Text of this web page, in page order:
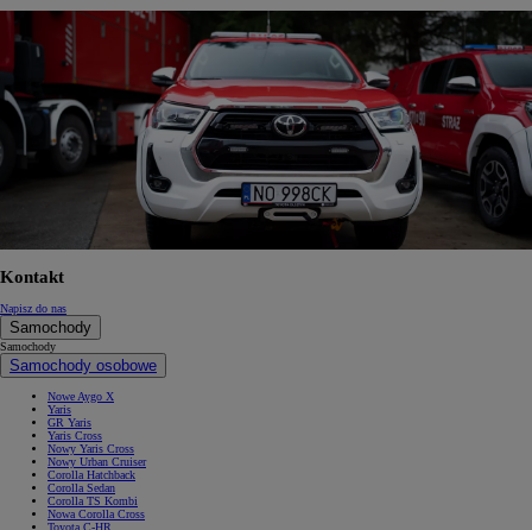
Kontakt
Napisz do nas
Samochody
Samochody
Samochody osobowe
Nowe Aygo X
Yaris
GR Yaris
Yaris Cross
Nowy Yaris Cross
Nowy Urban Cruiser
Corolla Hatchback
Corolla Sedan
Corolla TS Kombi
Nowa Corolla Cross
Toyota C-HR